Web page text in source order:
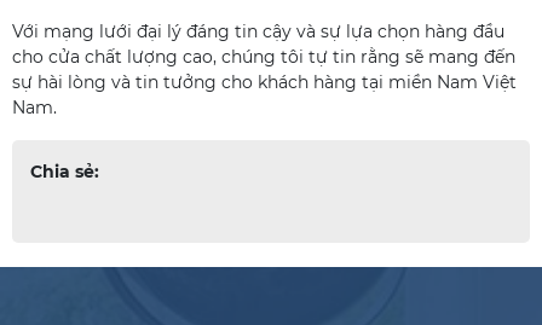
Với mạng lưới đại lý đáng tin cậy và sự lựa chọn hàng đầu
cho cửa chất lượng cao, chúng tôi tự tin rằng sẽ mang đến
sự hài lòng và tin tưởng cho khách hàng tại miền Nam Việt
Nam.
Chia sẻ: